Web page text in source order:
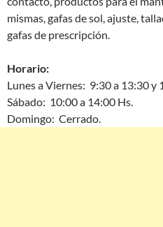
mismas, gafas de sol, ajuste,
gafas de prescripción.
Horario:
Lunes a Viernes: 9:30 a 13:30 y
Sábado: 10:00 a 14:00 Hs.
Domingo: Cerrado.